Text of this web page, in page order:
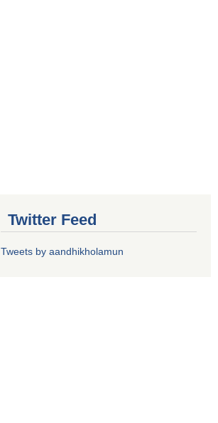
Twitter Feed
Tweets by aandhikholamun